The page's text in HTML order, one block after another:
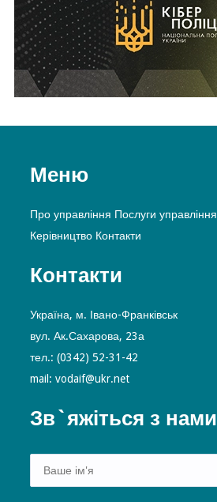
Меню
Про управління Послуги управління
Керівництво Контакти
Контакти
Україна, м. Івано-Франківськ
вул. Ак.Сахарова, 23а
тел.: (0342) 52-31-42
mail: vodaif@ukr.net
Зв`яжіться з нами